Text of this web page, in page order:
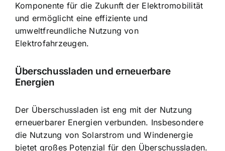
Komponente für die Zukunft der Elektromobilität
und ermöglicht eine effiziente und
umweltfreundliche Nutzung von
Elektrofahrzeugen.
Überschussladen und erneuerbare
Energien
Der Überschussladen ist eng mit der Nutzung
erneuerbarer Energien verbunden. Insbesondere
die Nutzung von Solarstrom und Windenergie
bietet großes Potenzial für den Überschussladen.